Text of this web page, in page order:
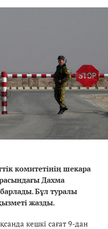
комитетінің шекара
Дахма
Бұл туралы
жазды.
кешкі сағат 9-дан